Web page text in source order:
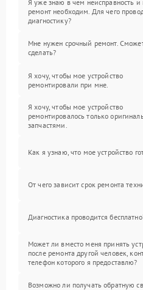
Я уже знаю в чем неисправность и
ремонт необходим. Для чего
диагностику?
Мне нужен срочный ремонт.
сделать?
Я хочу, чтобы мое устройство
ремонтировали при мне.
Я хочу, чтобы мое устройство
ремонтировалось только
запчастями.
Как я узнаю, что мое устройство
От чего зависит срок ремонта
Диагностика проводится
Может ли вместо меня принять
после ремонта другой человек,
телефон которого я предоставлю?
Возможно ли получать обратную